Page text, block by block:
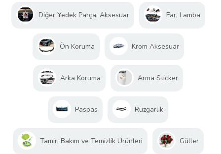
Diğer Yedek Parça, Aksesuar Far, Lamba
Ön Koruma Krom Aksesuar
Arka Koruma Arma Sticker
Paspas Rüzgarlık
Tamir, Bakım ve Temizlik Ürünleri Güller